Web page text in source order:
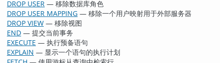
DROP USER — 移除数据库角色
DROP USER MAPPING — 移除一个用户映射用于外部服务器
DROP VIEW — 移除视图
END — 提交当前事务
EXECUTE — 执行预备语句
EXPLAIN — 显示一个语句的执行计划